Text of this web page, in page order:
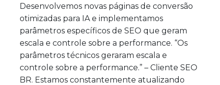
Desenvolvemos novas páginas de conversão
otimizadas para IA e implementamos
parâmetros específicos de SEO que geram
escala e controle sobre a performance. “Os
parâmetros técnicos geraram escala e
controle sobre a performance.” – Cliente SEO
BR. Estamos constantemente atualizando